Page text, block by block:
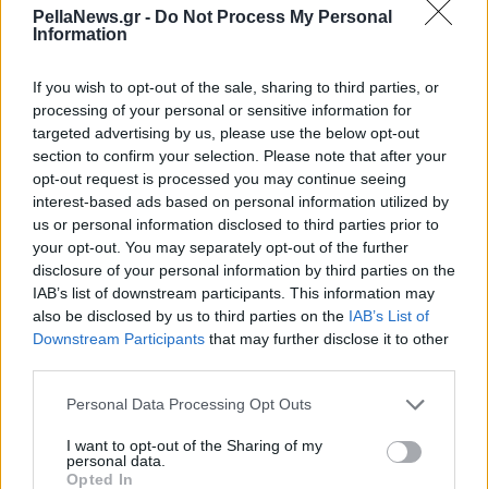
PellaNews.gr - Do Not Process My Personal
Information
If you wish to opt-out of the sale, sharing to third parties, or
processing of your personal or sensitive information for
targeted advertising by us, please use the below opt-out
section to confirm your selection. Please note that after your
opt-out request is processed you may continue seeing
interest-based ads based on personal information utilized by
us or personal information disclosed to third parties prior to
your opt-out. You may separately opt-out of the further
disclosure of your personal information by third parties on the
IAB’s list of downstream participants. This information may
also be disclosed by us to third parties on the IAB’s List of
Downstream Participants that may further disclose it to other
Personal Data Processing Opt Outs
I want to opt-out of the Sharing of my
personal data.
Opted In
στο τεύχος Απριλίου του περιοδικού του
Χάουλερβαϊκ. «Θα μας λείψετε και οι ιστορίες
MV Hondius βρίσκονταν στην πτήση Airlink της
Μίριαμ προς το Γιοχάνεσμπουργκ στις 25 Απριλίου
και έχουν επιστρέψει στις Ηνωμένες Πολιτείες,
ανάμεσά τους και δύο κάτοικοι του Νιου Τζέρσεϊ,
αναφέρει η New York Post.
πηγή: tanea.gr